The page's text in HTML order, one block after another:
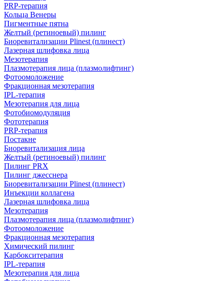
PRP-терапия
Кольца Венеры
Пигментные пятна
Желтый (ретиноевый) пилинг
Биоревитализации Plinest (плинест)
Лазерная шлифовка лица
Мезотерапия
Плазмотерапия лица (плазмолифтинг)
Фотоомоложение
Фракционная мезотерапия
IPL‑терапия
Мезотерапия для лица
Фотобиомодуляция
Фототерапия
PRP-терапия
Постакне
Биоревитализация лица
Желтый (ретиноевый) пилинг
Пилинг PRX
Пилинг джесснера
Биоревитализации Plinest (плинест)
Инъекции коллагена
Лазерная шлифовка лица
Мезотерапия
Плазмотерапия лица (плазмолифтинг)
Фотоомоложение
Фракционная мезотерапия
Химический пилинг
Карбокситерапия
IPL‑терапия
Мезотерапия для лица